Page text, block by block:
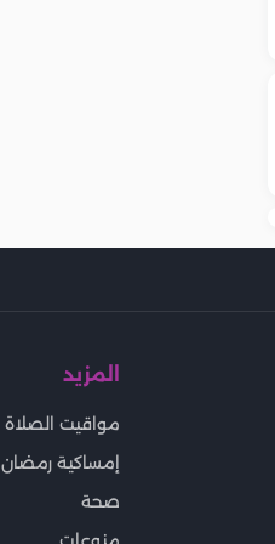
المزيد
مواقيت الصلاة
إمساكية رمضان
صحة